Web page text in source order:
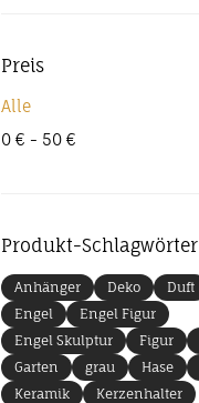
Preis
Alle
0 € - 50 €
Produkt-Schlagwörter
Anhänger Deko Duft
Engel
Engel Figur
Engel Skulptur
Figur
Garten
grau Hase
Keramik
Kerzenhalter